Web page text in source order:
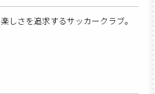
楽しさを追求するサッカークラブ。